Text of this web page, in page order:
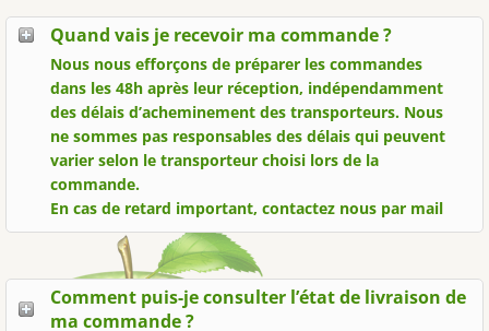
Quand vais je recevoir ma commande ?
Nous nous efforçons de préparer les commandes
dans les 48h après leur réception, indépendamment
des délais d’acheminement des transporteurs. Nous
ne sommes pas responsables des délais qui peuvent
varier selon le transporteur choisi lors de la
commande.
En cas de retard important, contactez nous par mail
Comment puis-je consulter l’état de livraison de
ma commande ?